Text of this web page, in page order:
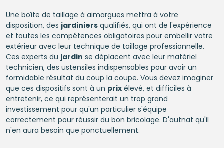
Une boîte de taillage à aimargues mettra à votre
disposition, des jardiniersqualifiés, qui ont de l'expérience
et toutes les compétences obligatoires pour embellir votre
extérieur avec leur technique de taillage professionnelle.
Ces experts du jardin se déplacent avec leur matériel
technicien, des ustensiles indispensables pour avoir un
formidable résultat du coup la coupe. Vous devez imaginer
que ces dispositifs sont à un prixélevé, et difficiles à
entretenir, ce qui représenterait un trop grand
investissement pour qu'un particulier s'équipe
correctement pour réussir du bon bricolage. D'autnat qu'il
n'en aura besoin que ponctuellement.